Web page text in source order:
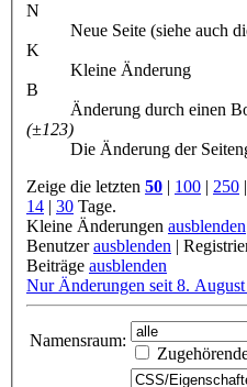
N
Neue Seite (siehe auch
K
Kleine Änderung
B
Änderung durch einen
(±123)
Die Änderung der
Zeige die letzten 50 100 250
14
30 Tage.
Kleine Änderungen ausblenden
Benutzerausblenden
Beiträge ausblenden
Nur Änderungen seit 8.
Namensraum: